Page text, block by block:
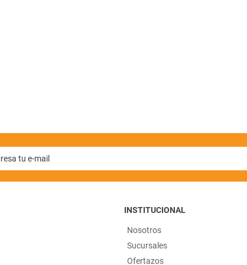
INSTITUCIONAL
Nosotros
Sucursales
Ofertazos